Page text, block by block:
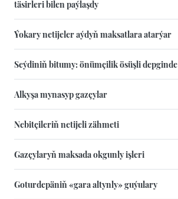
täsirleri bilen paýlaşdy
Ýokary netijeler aýdyň maksatlara atarýar
Seýdiniň bitumy: önümçilik ösüşli depginde
Alkyşa mynasyp gazçylar
Nebitçileriň netijeli zähmeti
Gazçylaryň maksada okgunly işleri
Goturdepäniň «gara altynly» guýulary